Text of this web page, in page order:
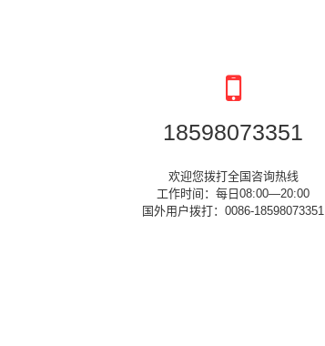
18598073351
欢迎您拨打全国咨询热线
工作时间：每日08:00—20:00
国外用户拨打：0086-18598073351